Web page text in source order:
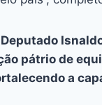
Deputado
pátrio de
a